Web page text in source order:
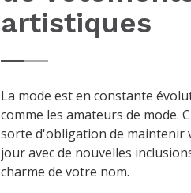
artistiques
La mode est en constante
comme les amateurs de mode.
sorte d'obligation de maintenir
jour avec de nouvelles
charme de votre nom.